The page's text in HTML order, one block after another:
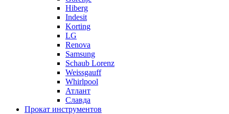
Hiberg
Indesit
Korting
LG
Renova
Samsung
Schaub Lorenz
Weissgauff
Whirlpool
Атлант
Славда
Прокат инструментов